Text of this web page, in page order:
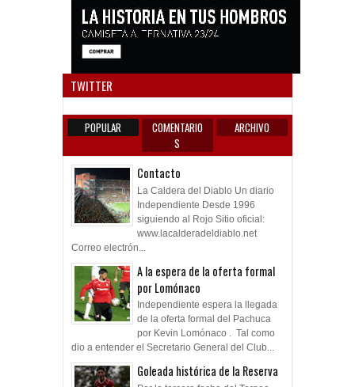
TWITTER
POPULAR
COMENTARIO
S
ARCHIVO
Contacto
La Caldera del Diablo Un diario
Independiente Desde 1996
siguiendo al Rojo Sitio oficial:
www.lacalderadeldiablo.net
Correo electrón...
A la espera de la oferta formal
por Lomónaco
Independiente espera la llegada
de la oferta formal del Pachuca
por Kevin Lomónaco . Tal como
dio a entender el Secretario General del Club...
Goleada histórica de la Reserva